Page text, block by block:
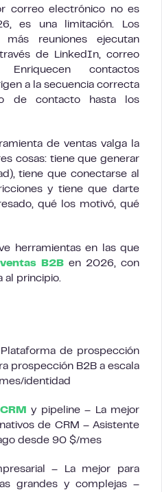
correo electrónico no es
es una limitación. Los
reuniones ejecutan
de LinkedIn, correo
contactos
a la secuencia correcta
de contacto hasta los
de ventas valga la
cosas: tiene que generar
tiene que conectarse al
y tiene que darte
qué los motivó, qué
herramientas en las que
ventas B2B en 2026, con
al principio.
de prospección
prospección B2B a escala
identidad
CRM
y pipeline – La mejor
de CRM – Asistente
desde 90 $/mes
– La mejor para
grandes y complejas –